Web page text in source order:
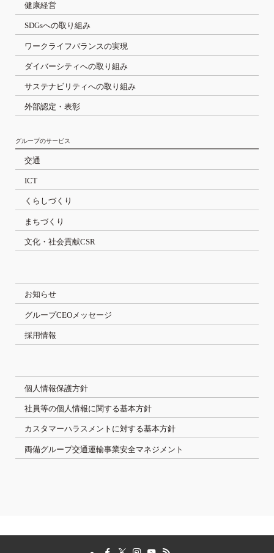
健康経営
SDGsへの取り組み
ワークライフバランスの実現
ダイバーシティへの取り組み
サステナビリティへの取り組み
外部認定・表彰
グループのサービス
交通
ICT
くらしづくり
まちづくり
文化・社会貢献CSR
お知らせ
グループCEOメッセージ
採用情報
個人情報保護方針
社員等の個人情報に関する基本方針
カスタマーハラスメントに対する基本方針
両備グループ交通運輸事業安全マネジメント